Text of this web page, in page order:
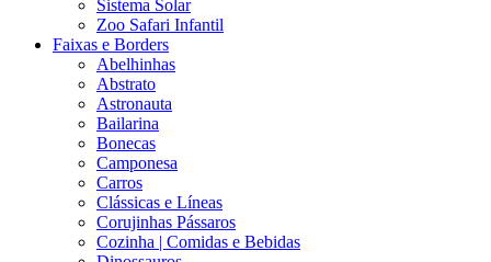
Sistema Solar
Zoo Safari Infantil
Faixas e Borders
Abelhinhas
Abstrato
Astronauta
Bailarina
Bonecas
Camponesa
Carros
Clássicas e Líneas
Corujinhas Pássaros
Cozinha | Comidas e Bebidas